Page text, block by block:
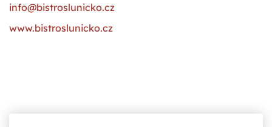
info@bistroslunicko.cz
www.bistroslunicko.cz